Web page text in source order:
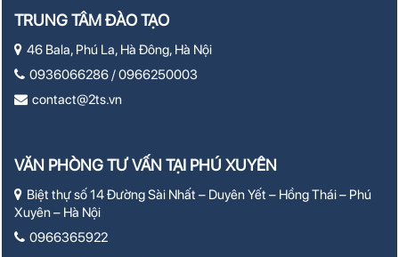
TRUNG TÂM ĐÀO TẠO
46 Bala, Phú La, Hà Đông, Hà Nội
0936066286 / 0966250003
contact@2ts.vn
VĂN PHÒNG TƯ VẤN TẠI PHÚ XUYÊN
Biệt thự số 14 Đường Sài Nhất – Duyên Yết – Hồng Thái – Phú
Xuyên – Hà Nội
0966365922